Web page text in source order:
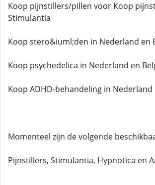
Koop pijnstillers/pillen voor Koop
Stimulantia
Koop stero&iuml;den in Nederland en
Koop psychedelica in Nederland en
Koop ADHD-behandeling in Nederland
Momenteel zijn de volgende
Pijnstillers, Stimulantia, Hypnotica en